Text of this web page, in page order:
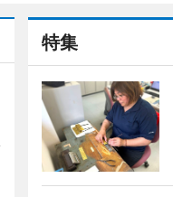
特集